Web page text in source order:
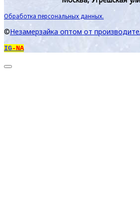
Обработка персональных данных.
©Незамерзайка оптом от
IG-NA